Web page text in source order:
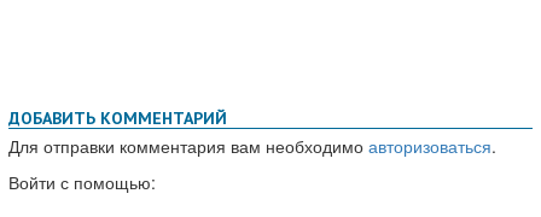
ДОБАВИТЬ КОММЕНТАРИЙ
Для отправки комментария вам необходимо авторизоваться.
Войти с помощью: